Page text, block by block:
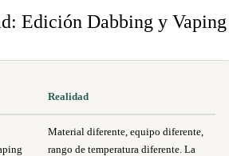
Edición Dabbing y Vaping
Realidad
Material diferente, equipo diferente,
rango de temperatura diferente. La